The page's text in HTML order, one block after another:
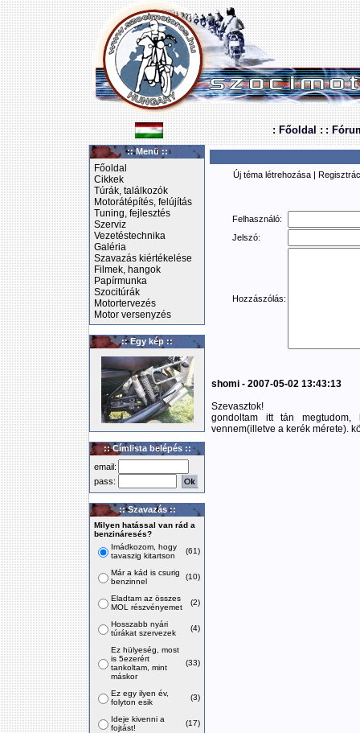
: Főoldal : :
:: Menü ::
Főoldal
Cikkek
Túrák, találkozók
Motorátépítés, felújítás
Tuning, fejlesztés
Szerviz
Vezetéstechnika
Galéria
Szavazás kiértékelése
Filmek, hangok
Papírmunka
Szocitúrák
Motortervezés
Motor versenyzés
:: Egy kép ::
:: Címlista belépés ::
email:
pass:
:: Szavazás ::
Milyen hatással van rád a
benzináresés?
Imádkozom, hogy
tavaszig kitartson
(61)
Már a kád is csurig
benzinnel
(10)
Eladtam az összes
MOL részvényemet
(2)
Hosszabb nyári
túrákat szervezek
(4)
Ez hülyeség, most
is 5ezerért
tankoltam, mint
máskor
(33)
Ez egy ilyen év,
folyton esik
(3)
Ideje kivenni a
fojtást!
(17)
Új téma létrehozása |
Felhasználó:
Jelszó:
Hozzászólás:
shomi - 2007-05-02 13:43:13
Szevasztok!
gondoltam itt tán
vennem(illetve a kerék mérete).